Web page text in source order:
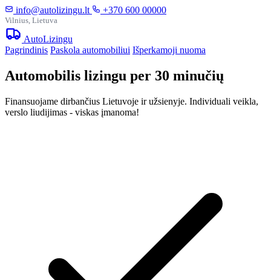
info@autolizingu.lt +370 600 00000
Vilnius, Lietuva
AutoLizingu
Pagrindinis Paskola automobiliui Išperkamoji nuoma
Automobilis lizingu per 30 minučių
Finansuojame dirbančius Lietuvoje ir užsienyje. Individuali veikla,
verslo liudijimas - viskas įmanoma!